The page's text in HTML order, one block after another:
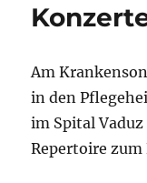
Am
in den
im Spital
Repertoire zum